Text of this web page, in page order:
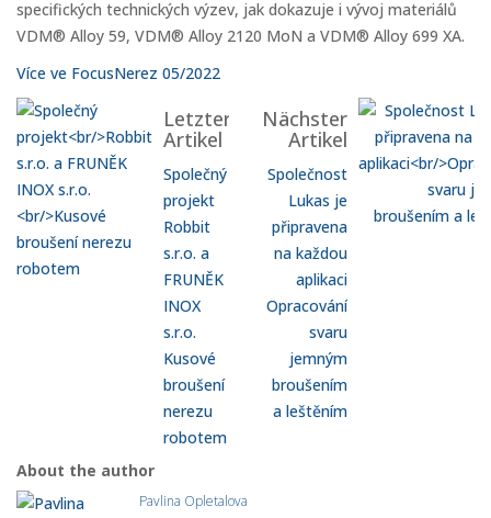
specifických technických výzev, jak dokazuje i vývoj materiálů
VDM® Alloy 59, VDM® Alloy 2120 MoN a VDM® Alloy 699 XA.
Více ve FocusNerez 05/2022
Letzter
Artikel
Společný
projekt
Robbit
s.r.o. a
FRUNĚK
INOX
s.r.o.
Kusové
broušení
nerezu
robotem
Nächster
Artikel
Společnost
Lukas je
připravena
na každou
aplikaci
Opracování
svaru
jemným
broušením
a leštěním
About the author
Pavlina Opletalova